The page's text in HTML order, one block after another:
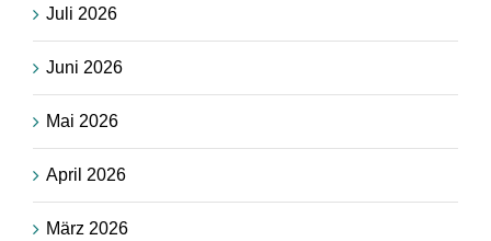
Juli 2026
Juni 2026
Mai 2026
April 2026
März 2026